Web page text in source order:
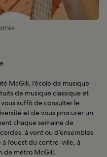
McGill, l’école de musique
de musique classique et
suffit de consulter le
et de vous procurer un
chaque semaine de
à vent ou d’ensembles
à l’ouest du centre-ville, à
de métro McGill.